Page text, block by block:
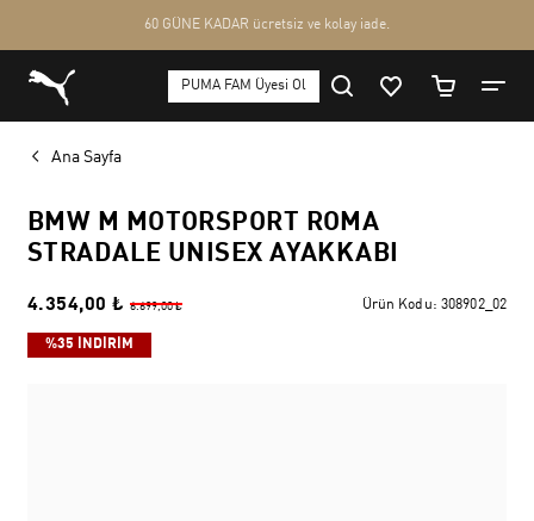
Ana Sayfa
BMW M MOTORSPORT ROMA
STRADALE UNISEX AYAKKABI
4.354,00 ₺ 6.699,00 ₺ Ürün Kodu: 308902_02
%35 İNDİRİM